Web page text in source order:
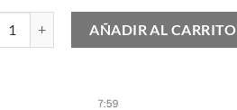
18 cantidadAÑADIR AL CARRITO